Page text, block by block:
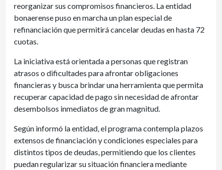
reorganizar sus compromisos financieros. La entidad
bonaerense puso en marcha un plan especial de
refinanciación que permitirá cancelar deudas en hasta 72
cuotas.
La iniciativa está orientada a personas que registran
atrasos o dificultades para afrontar obligaciones
financieras y busca brindar una herramienta que permita
recuperar capacidad de pago sin necesidad de afrontar
desembolsos inmediatos de gran magnitud.
Según informó la entidad, el programa contempla plazos
extensos de financiación y condiciones especiales para
distintos tipos de deudas, permitiendo que los clientes
puedan regularizar su situación financiera mediante